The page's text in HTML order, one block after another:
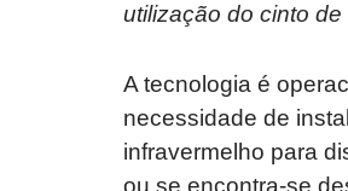
utilização do cinto de
A tecnologia é
necessidade de
infravermelho para